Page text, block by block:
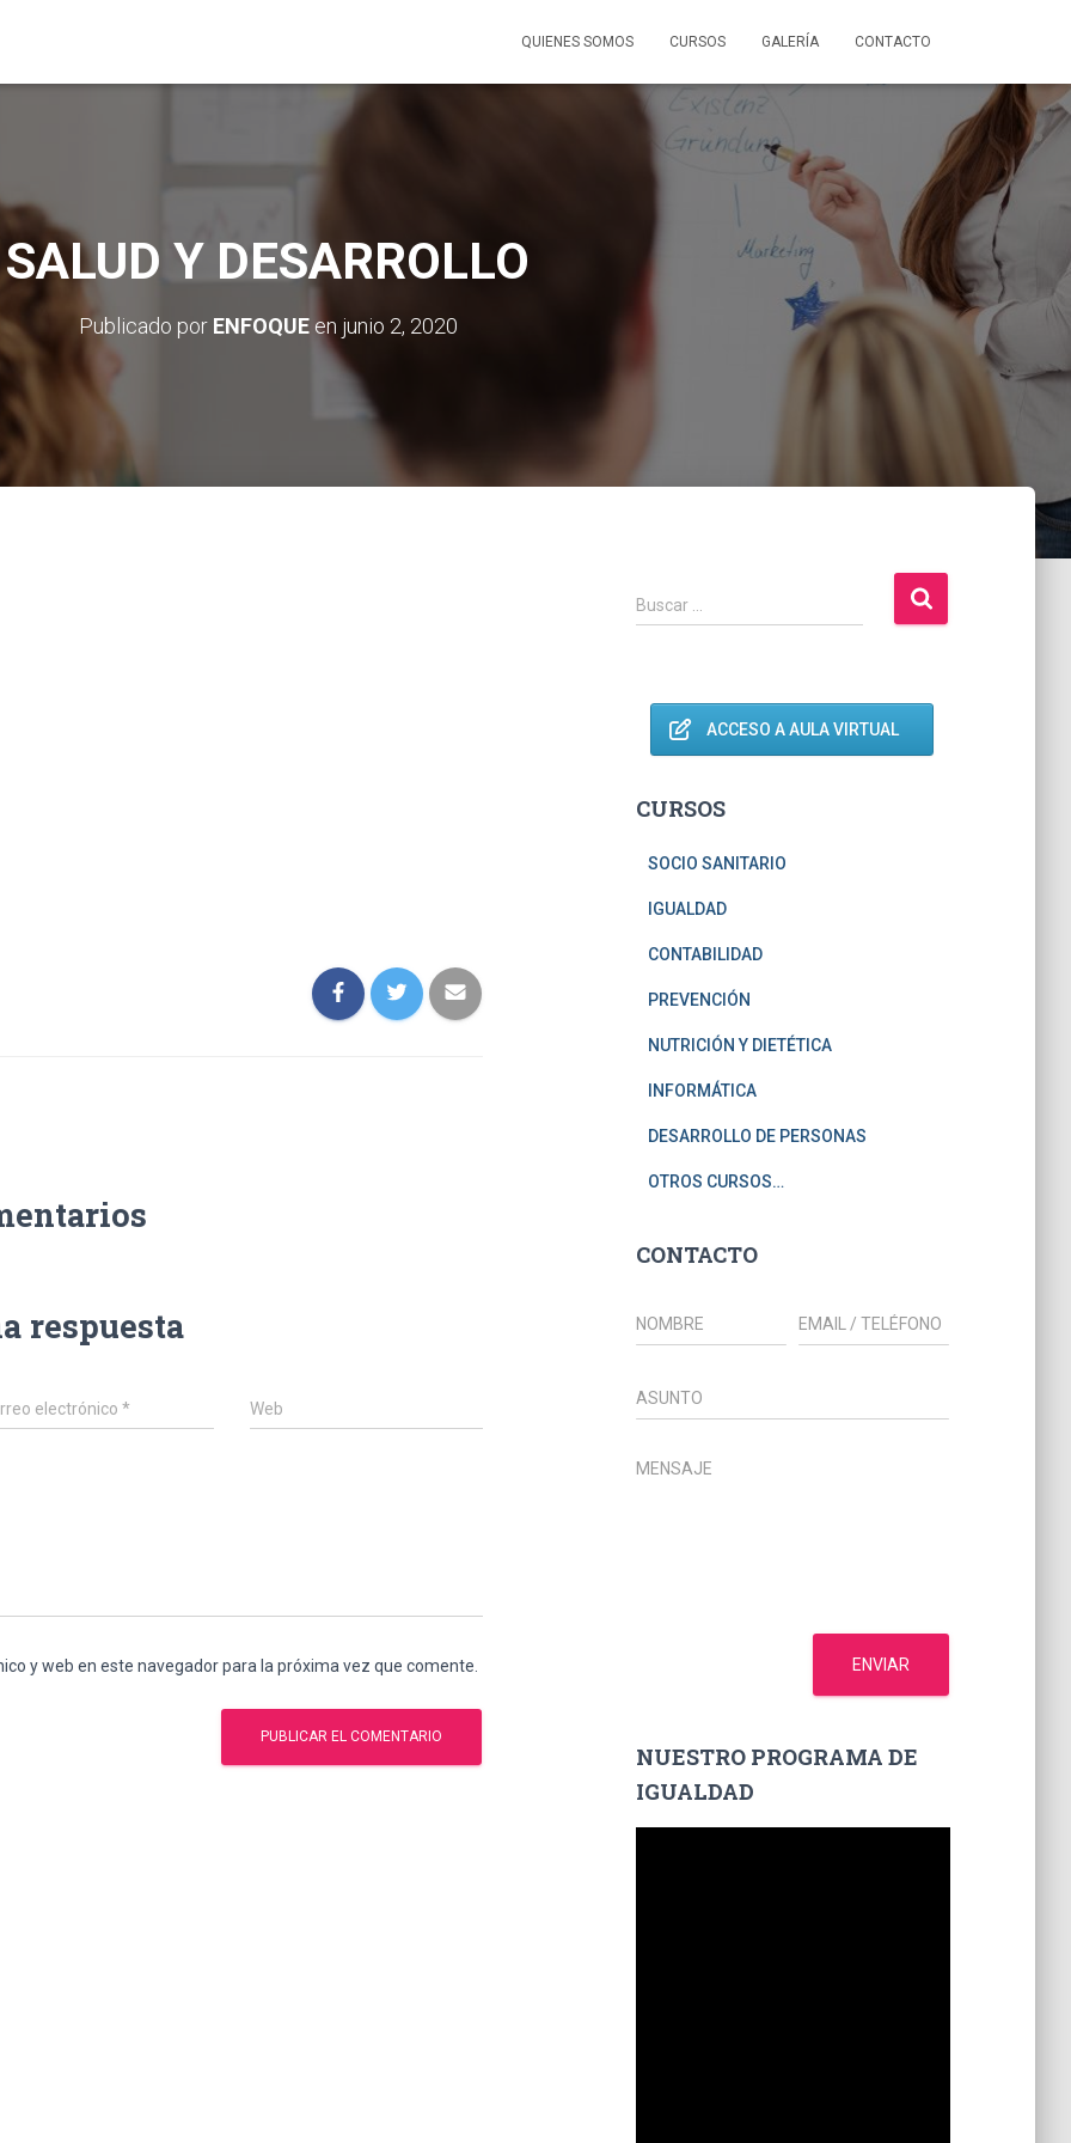
QUIENES SOMOS CURSOS GALERÍA CONTACTO
SALUD Y DESARROLLO
Publicado por ENFOQUEen junio 2, 2020
respuesta
electrónico* Web
y web en este navegador para la próxima vez que comente.
B
u
Buscar …
ACCESO A AULA VIRTUAL
CURSOS
SOCIO SANITARIO
IGUALDAD
CONTABILIDAD
PREVENCIÓN
NUTRICIÓN Y DIETÉTICA
INFORMÁTICA
DESARROLLO DE PERSONAS
OTROS CURSOS…
CONTACTO
ENVIAR
NUESTRO PROGRAMA DE
IGUALDAD